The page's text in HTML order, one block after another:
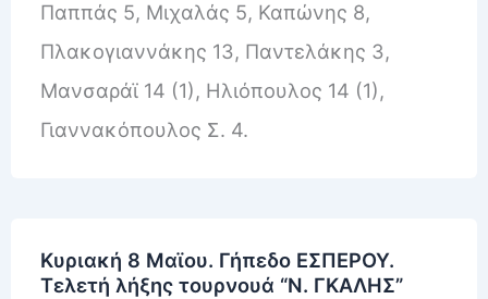
Παππάς 5, Μιχαλάς 5, Καπώνης 8,
Πλακογιαννάκης 13, Παντελάκης 3,
Μανσαράϊ 14 (1), Ηλιόπουλος 14 (1),
Γιαννακόπουλος Σ. 4.
Κυριακή 8 Μαϊου. Γήπεδο ΕΣΠΕΡΟΥ.
Τελετή λήξης τουρνουά “Ν. ΓΚΑΛΗΣ”